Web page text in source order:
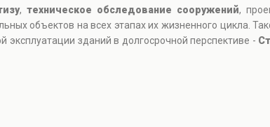
, техническое обследование сооружений,
объектов на всех этапах их жизненного цикла.
зданий в долгосрочной перспективе -